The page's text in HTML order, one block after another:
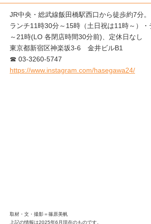
JR中央・総武線飯田橋駅西口から徒歩約7分。
ランチ11時30分～15時（土日祝は11時～）
～21時(LO 各閉店時間30分前)、定休日なし
東京都新宿区神楽坂3-6 金井ビルB1
☎ 03-3260-5747
https://www.instagram.com/hasegawa24/
取材・文・撮影＝篠原美帆
上記の情報は2025年6月現在のものです。